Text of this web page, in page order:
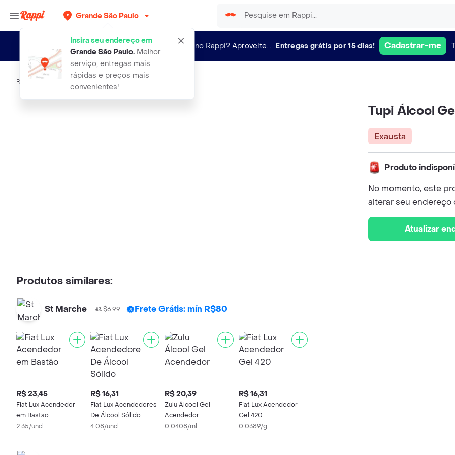
Grande São Paulo
Insira seu endereço em
Grande São Paulo.Melhor
serviço, entregas mais
rápidas e preços mais
convenientes!
Novo no Rappi? Aproveite... Entregas grátis por 15 dias! Cadastrar-me
Rappi tupi alcool gel acendedor 80o inpm
Tupi Álcool
Exausta
Produto
No momento, este
alterar seu
Atualizar
Produtos similares:
St Marche $6.99 Frete Grátis: mín R$80
R$ 23,45
Fiat Lux Acendedor
em Bastão
2.35/und
R$ 16,31
Fiat Lux Acendedores
De Álcool Sólido
4.08/und
R$ 20,39
Zulu Álcool Gel
Acendedor
0.0408/ml
R$ 16,31
Fiat Lux Acendedor
Gel 420
0.0389/g